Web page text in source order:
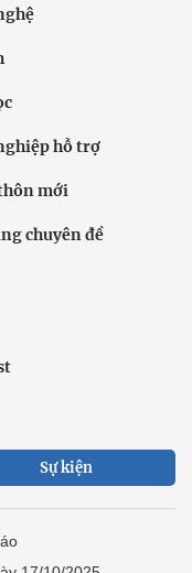
hỗ trợ
mới
chuyên đề
Sự kiện